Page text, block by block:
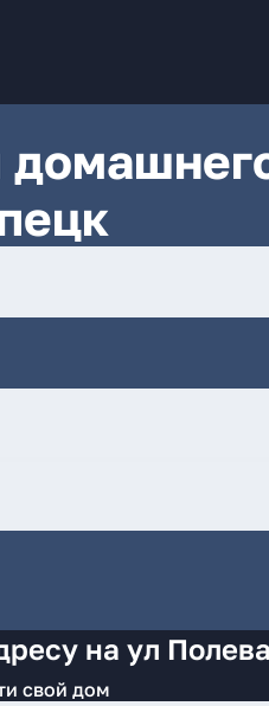
на ул
свой дом